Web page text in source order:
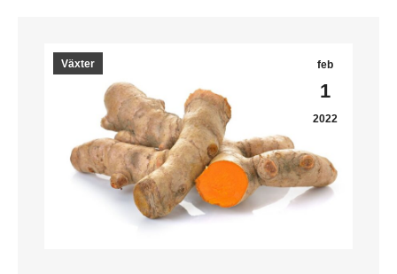
feb
1
2022
Växter